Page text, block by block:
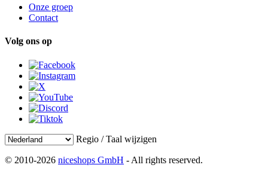
Onze groep
Contact
Volg ons op
Regio / Taal wijzigen
© 2010-2026 niceshops GmbH - All rights reserved.